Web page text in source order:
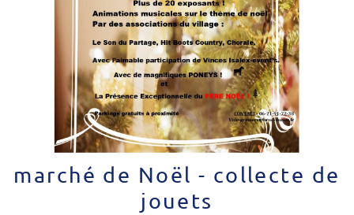
marché de Noël - collecte de
jouets